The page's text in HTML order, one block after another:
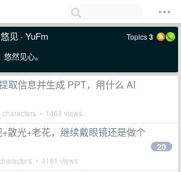
悠见 · YuFm Topics3
然见心。
取信息并生成 PPT，用什么 AI
characters • 1468 views
散光+老花，继续戴眼镜还是做个
• 4191 views
20